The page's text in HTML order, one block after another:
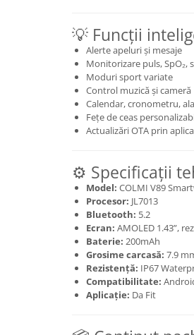
💡 Funcții
Alerte apeluri și mesaje
Monitorizare puls, SpO₂,
Moduri sport variate
Control muzică și cameră
Calendar, cronometru,
Fețe de ceas
Actualizări OTA prin
⚙️ Specificații
Model: COLMI V89
Procesor: JL7013
Bluetooth: 5.2
Ecran: AMOLED 1.43”,
Baterie: 200mAh
Grosime carcasă: 7.9
Rezistență: IP67
Compatibilitate:
Aplicație: Da Fit